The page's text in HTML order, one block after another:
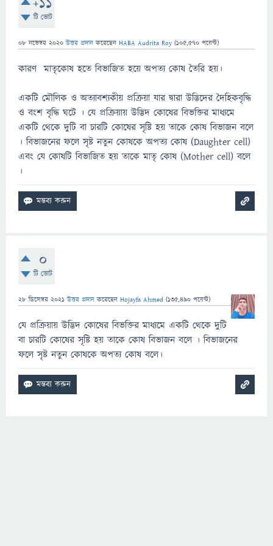
টি ভোট
08 নভেম্বর 2020 উত্তর প্রদান করেছেন HABA Audrita Roy (105,570 পয়েন্ট)
কারণ মাতৃকোষ হতে বিভাজিত হয়ে অপত্য কোষ তৈরি হয়।
একটি মৌলিক ও অত্যাবশ্যকীয় প্রক্রিয়া যার দ্বারা উদ্ভিদের দৈহিকবৃদ্ধি
ও বংশ বৃদ্ধি ঘটে । যে প্রক্রিয়ায় উদ্ভিদ কোষের বিভক্তির মাধ্যমে
একটি থেকে দুটি বা চারটি কোষের সৃষ্টি হয় তাকে কোষ বিভাজন বলে
। বিভাজনের ফলে সৃষ্ট নতুন কোষকে অপত্য কোষ (Daughter cell)
এবং যে কোষটি বিভাজিত হয় তাকে মাতৃ কোষ (Mother cell) বলে
।
0
টি ভোট
28 ডিসেম্বর 2021 উত্তর প্রদান করেছেন Hojayfa Ahmed (135,490 পয়েন্ট)
যে প্রক্রিয়ায় উদ্ভিদ কোষের বিভক্তির মাধ্যমে একটি থেকে দুটি
বা চারটি কোষের সৃষ্টি হয় তাকে কোষ বিভাজন বলে । বিভাজনের
ফলে সৃষ্ট নতুন কোষকে অপত্য কোষ বলে।